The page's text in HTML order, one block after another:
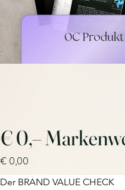
€ 0,–
Preis
€ 0,00
Der BRAND VALUE CHECK